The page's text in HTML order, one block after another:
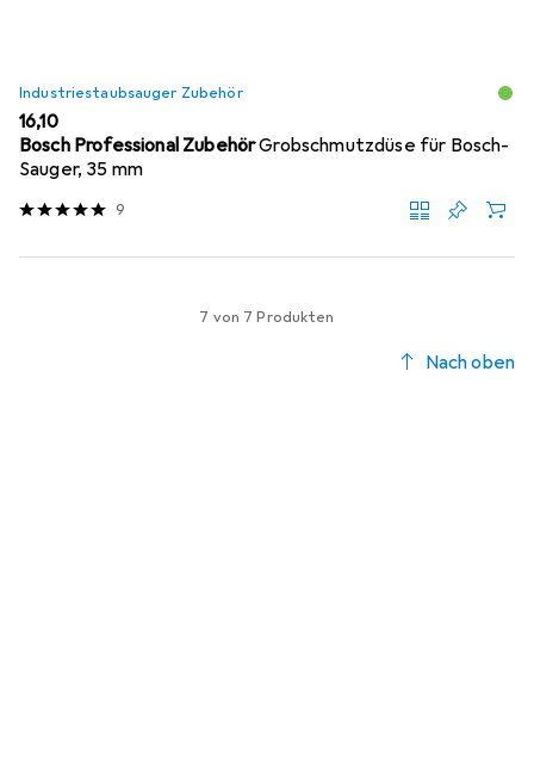
Industriestaubsauger Zubehör
EUR
16,10
Bosch Professional ZubehörGrobschmutzdüse für Bosch-
Sauger, 35 mm
9
7 von 7 Produkten
Nach oben